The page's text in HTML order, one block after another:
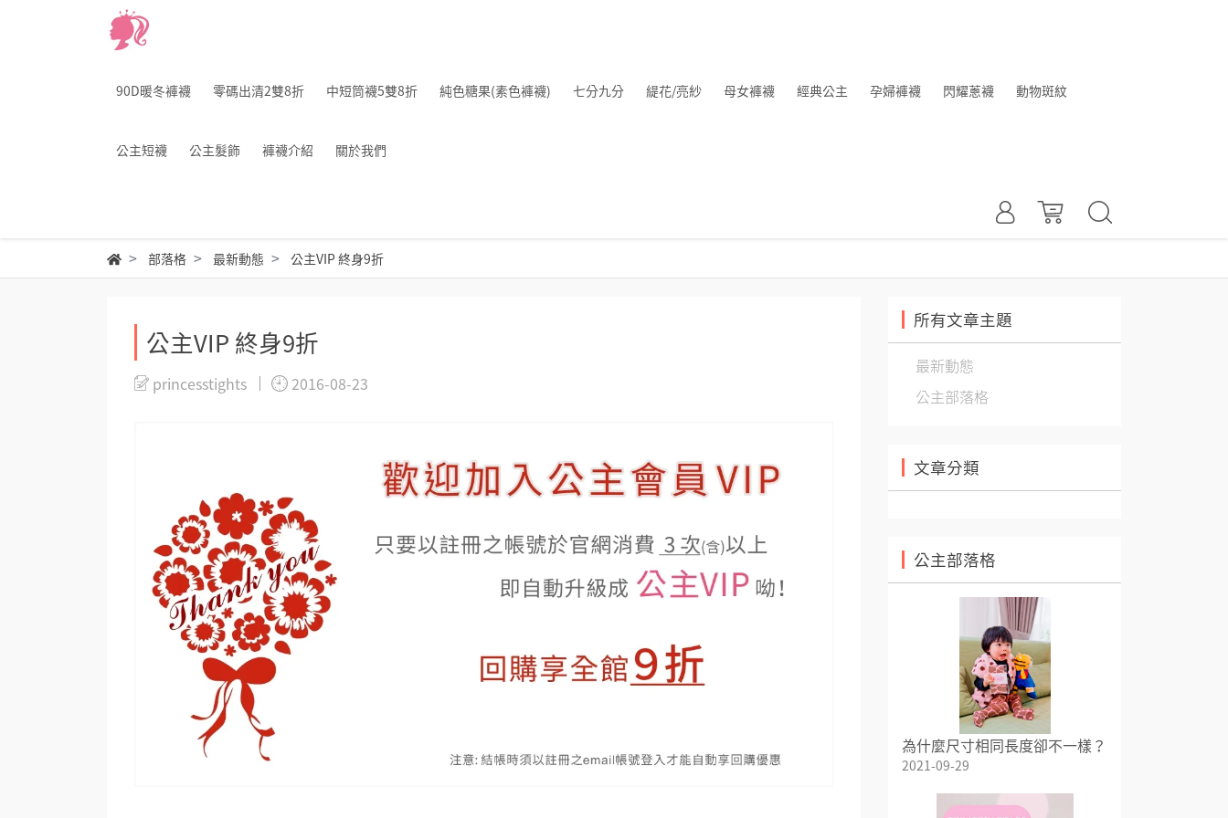
90D暖冬褲襪 零碼出清2雙8折 中短筒襪5雙8折 純色糖果(素色褲襪) 七分九分 緹花/亮紗 母女褲襪 經典公主 孕婦褲襪 閃耀蔥襪 動物斑紋
公主短襪 公主髮飾 褲襪介紹 關於我們
部落格 最新動態 公主VIP 終身9折
公主VIP 終身9折
princesstights 2016-08-23
所有文章主題
最新動態
公主部落格
文章分類
公主部落格
為什麼尺寸相同長度卻不一樣？
2021-09-29